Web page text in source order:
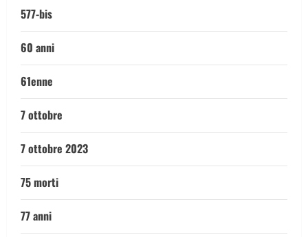
577-bis
60 anni
61enne
7 ottobre
7 ottobre 2023
75 morti
77 anni